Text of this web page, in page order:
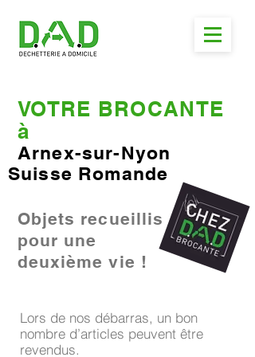
VOTRE BROCANTE
à
Arnex-sur-Nyon
Suisse Romande
Objets recueillis
pour une
deuxième vie !
Lors de nos débarras, un bon
nombre d’articles peuvent être
revendus.